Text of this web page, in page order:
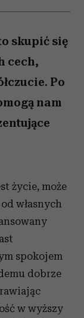
skupić się
cech,
Po
nam
życie, może
własnych
spokojem
dobrze
w wyższy